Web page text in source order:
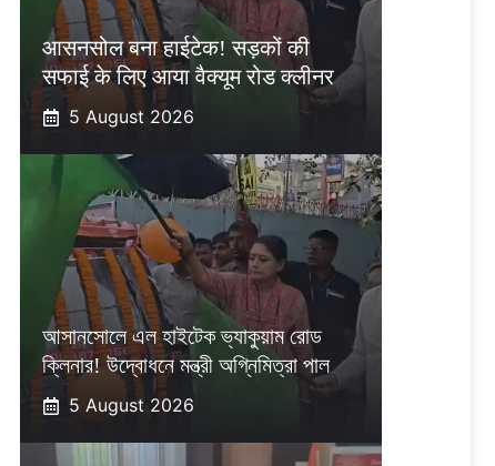
आसनसोल बना हाईटेक! सड़कों की
सफाई के लिए आया वैक्यूम रोड क्लीनर
5 August 2026
আসানসোলে এল হাইটেক ভ্যাকুয়াম রোড
ক্লিনার! উদ্বোধনে মন্ত্রী অগ্নিমিত্রা পাল
5 August 2026